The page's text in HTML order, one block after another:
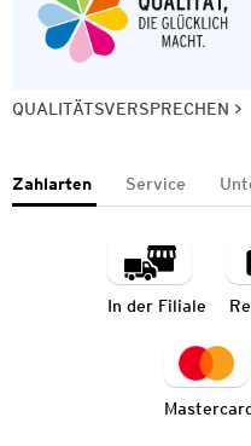
QUALITÄTSVERSPRECHEN
Zahlarten Service
In der Filiale